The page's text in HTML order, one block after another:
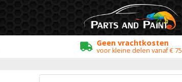
Geen vrachtkosten
voor kleine delen vanaf € 75